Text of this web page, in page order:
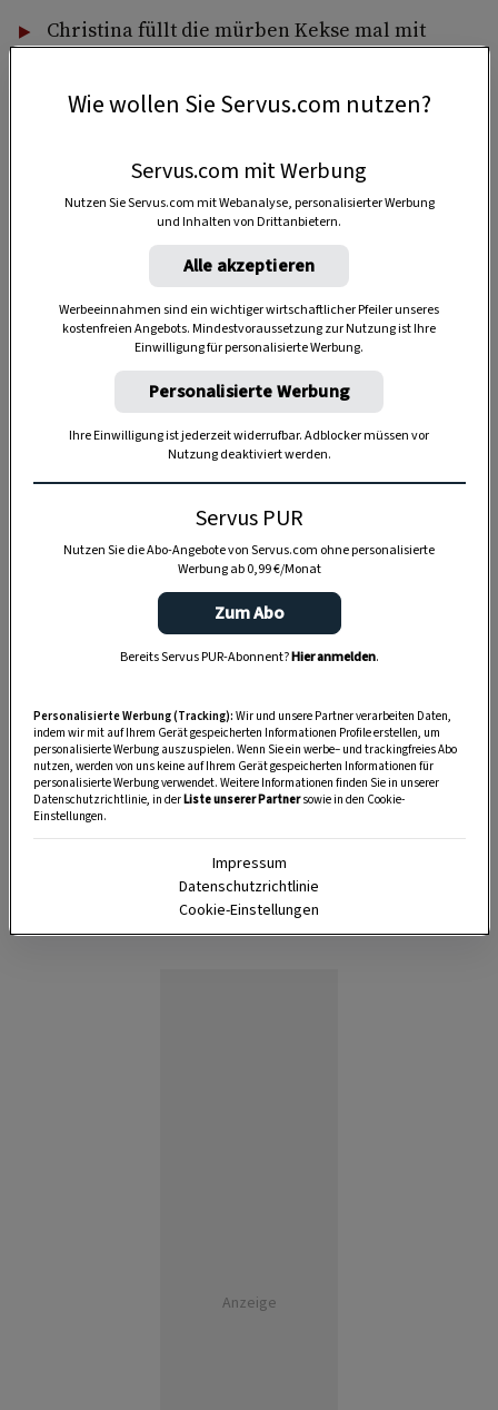
Christina füllt die mürben Kekse mal mit
mitSchokolade und Nüssen
zu sehen.
COOKIE-EINSTELLUNGEN
Kekse mit Baiserhaube von Christina Bauer
Kinder backen mit Christina Bauer Sterntaler
Christina Bauers Eisenbahner
1 Blech(e)
1:10 Stunden
Anzeige
Wie wollen Sie Servus.com nutzen?
Servus.com mit Werbung
Nutzen Sie Servus.com mit Webanalyse, personalisierter Werbung
und Inhalten von Drittanbietern.
Alle akzeptieren
Werbeeinnahmen sind ein wichtiger wirtschaftlicher Pfeiler unseres
kostenfreien Angebots. Mindestvoraussetzung zur Nutzung ist Ihre
Einwilligung für personalisierte Werbung.
Personalisierte Werbung
Ihre Einwilligung ist jederzeit widerrufbar. Adblocker müssen vor
Nutzung deaktiviert werden.
Servus PUR
Nutzen Sie die Abo-Angebote von Servus.com ohne personalisierte
Werbung ab 0,99 €/Monat
Zum Abo
Bereits Servus PUR-Abonnent?Hier anmelden.
Personalisierte Werbung (Tracking): Wir und unsere Partner verarbeiten Daten,
indem wir mit auf Ihrem Gerät gespeicherten Informationen Profile erstellen, um
personalisierte Werbung auszuspielen. Wenn Sie ein werbe– und trackingfreies Abo
nutzen, werden von uns keine auf Ihrem Gerät gespeicherten Informationen für
personalisierte Werbung verwendet. Weitere Informationen finden Sie in unserer
Datenschutzrichtlinie, in derListe unserer Partnersowie in den Cookie-
Einstellungen.
Impressum
Datenschutzrichtlinie
Cookie-Einstellungen